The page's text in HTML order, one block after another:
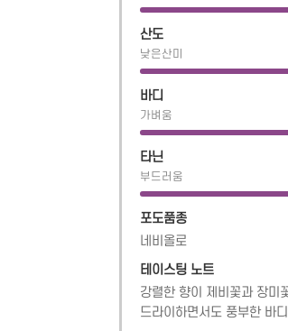
산도
낮은산미
바디
가벼움
타닌
부드러움
포도품종
네비올로
테이스팅 노트
강렬한 향이 제비꽃과 장미
드라이하면서도 풍부한 바